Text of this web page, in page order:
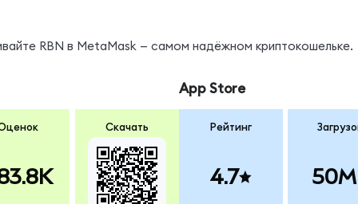
RBN в MetaMask — самом надёжном криптокошельке.
Скачать
App Store
Рейтинг
4.7